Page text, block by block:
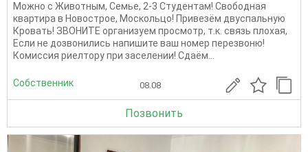
Можно с Животным, Семье, 2-3 Студентам! Свободная
квартира в Новострое, Москольцо! Привезём двуспальную
Кровать! ЗВОНИТЕ организуем просмотр, т.к. связь плохая,
Если не дозвонились напишите ваш номер перезвоню!
Комиссия риелтору при заселении! Сдаём...
Собственник 08.08
Позвонить